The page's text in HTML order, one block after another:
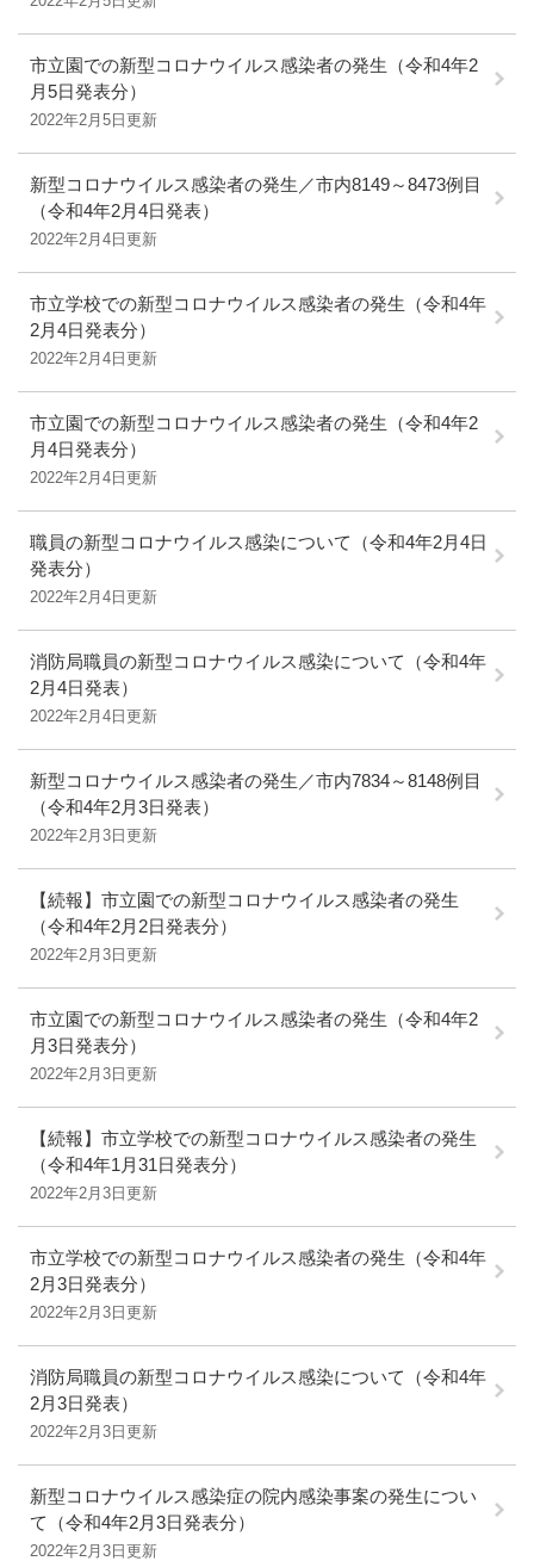
市立園での新型コロナウイルス感染者の発生（令和4年2
月5日発表分）
2022年2月5日更新
新型コロナウイルス感染者の発生／市内8149～8473例目
（令和4年2月4日発表）
2022年2月4日更新
市立学校での新型コロナウイルス感染者の発生（令和4年
2月4日発表分）
2022年2月4日更新
市立園での新型コロナウイルス感染者の発生（令和4年2
月4日発表分）
2022年2月4日更新
職員の新型コロナウイルス感染について（令和4年2月4日
発表分）
2022年2月4日更新
消防局職員の新型コロナウイルス感染について（令和4年
2月4日発表）
2022年2月4日更新
新型コロナウイルス感染者の発生／市内7834～8148例目
（令和4年2月3日発表）
2022年2月3日更新
【続報】市立園での新型コロナウイルス感染者の発生
（令和4年2月2日発表分）
2022年2月3日更新
市立園での新型コロナウイルス感染者の発生（令和4年2
月3日発表分）
2022年2月3日更新
【続報】市立学校での新型コロナウイルス感染者の発生
（令和4年1月31日発表分）
2022年2月3日更新
市立学校での新型コロナウイルス感染者の発生（令和4年
2月3日発表分）
2022年2月3日更新
消防局職員の新型コロナウイルス感染について（令和4年
2月3日発表）
2022年2月3日更新
新型コロナウイルス感染症の院内感染事案の発生につい
て（令和4年2月3日発表分）
2022年2月3日更新